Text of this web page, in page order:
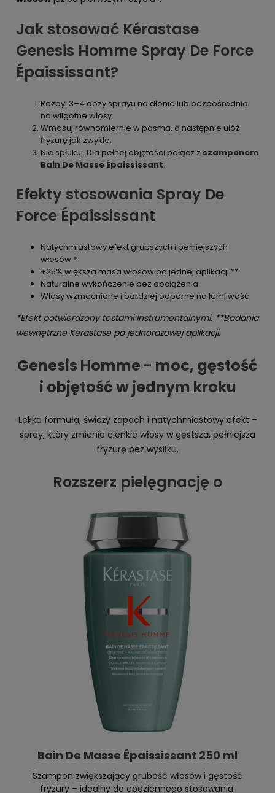
Jak stosować Kérastase
Genesis Homme Spray De Force
Épaississant?
Rozpyl 3–4 dozy sprayu na dłonie lub bezpośrednio
na wilgotne włosy.
Wmasuj równomiernie w pasma, a następnie ułóż
fryzurę jak zwykle.
Nie spłukuj. Dla pełnej objętości połącz z szamponem
Bain De Masse Épaississant.
Efekty stosowania Spray De
Force Épaississant
Natychmiastowy efekt grubszych i pełniejszych
włosów *
+25% większa masa włosów po jednej aplikacji **
Naturalne wykończenie bez obciążenia
Włosy wzmocnione i bardziej odporne na łamliwość
*Efekt potwierdzony testami instrumentalnymi. **Badania
wewnętrzne Kérastase po jednorazowej aplikacji.
Genesis Homme - moc, gęstość
i objętość w jednym kroku
Lekka formuła, świeży zapach i natychmiastowy efekt –
spray, który zmienia cienkie włosy w gęstszą, pełniejszą
fryzurę bez wysiłku.
Rozszerz pielęgnację o
Bain De Masse Épaississant 250 ml
Szampon zwiększający grubość włosów i gęstość
fryzury – idealny do codziennego stosowania.